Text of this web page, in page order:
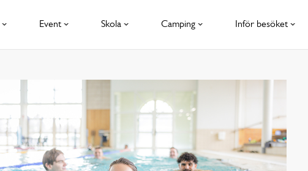
Event Skola Camping Inför besöket